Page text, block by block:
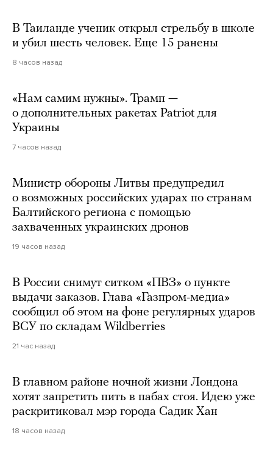
В Таиланде ученик открыл стрельбу в школе
и убил шесть человек. Еще 15 ранены
8 часов назад
«Нам самим нужны». Трамп —
о дополнительных ракетах Patriot для
Украины
7 часов назад
Министр обороны Литвы предупредил
о возможных российских ударах по странам
Балтийского региона с помощью
захваченных украинских дронов
19 часов назад
В России снимут ситком «ПВЗ» о пункте
выдачи заказов. Глава «Газпром-медиа»
сообщил об этом на фоне регулярных ударов
ВСУ по складам Wildberries
21 час назад
В главном районе ночной жизни Лондона
хотят запретить пить в пабах стоя. Идею уже
раскритиковал мэр города Садик Хан
18 часов назад